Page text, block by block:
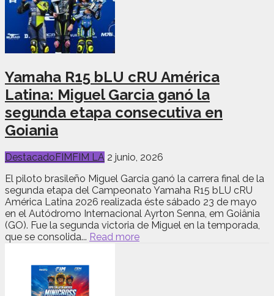
Yamaha R15 bLU cRU América
Latina: Miguel Garcia ganó la
segunda etapa consecutiva en
Goiania
DestacadoFIMFIM LA 2 junio, 2026
El piloto brasileño Miguel Garcia ganó la carrera final de la
segunda etapa del Campeonato Yamaha R15 bLU cRU
América Latina 2026 realizada éste sábado 23 de mayo
en el Autódromo Internacional Ayrton Senna, em Goiânia
(GO). Fue la segunda victoria de Miguel en la temporada,
que se consolida... Read more